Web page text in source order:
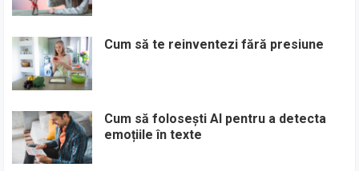
Cum să te reinventezi fără presiune
Cum să folosești AI pentru a detecta
emoțiile în texte